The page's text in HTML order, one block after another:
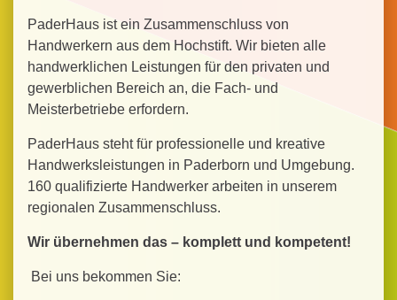
PaderHaus ist ein Zusammenschluss von
Handwerkern aus dem Hochstift. Wir bieten alle
handwerklichen Leistungen für den privaten und
gewerblichen Bereich an, die Fach- und
Meisterbetriebe erfordern.
PaderHaus steht für professionelle und kreative
Handwerksleistungen in Paderborn und Umgebung.
160 qualifizierte Handwerker arbeiten in unserem
regionalen Zusammenschluss.
Wir übernehmen das – komplett und kompetent!
Bei uns bekommen Sie: